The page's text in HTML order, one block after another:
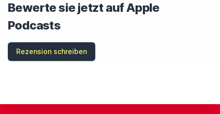
Bewerte sie jetzt auf Apple
Podcasts
Rezension schreiben